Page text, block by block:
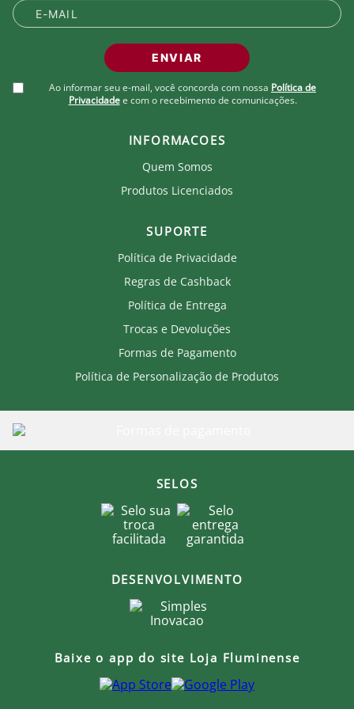
ENVIAR
Ao informar seu e-mail, você concorda com nossa Política de
Privacidade e com o recebimento de comunicações.
INFORMACOES
Quem Somos
Produtos Licenciados
SUPORTE
Política de Privacidade
Regras de Cashback
Política de Entrega
Trocas e Devoluções
Formas de Pagamento
Política de Personalização de Produtos
SELOS
DESENVOLVIMENTO
Baixe o app do site Loja Fluminense